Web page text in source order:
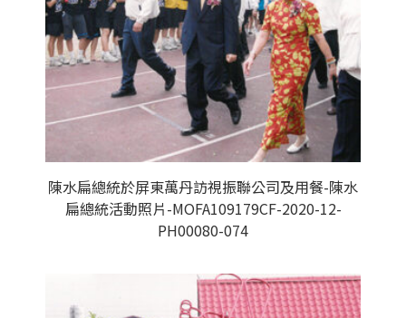
陳水扁總統於屏東萬丹訪視振聯公司及用餐-陳水
扁總統活動照片-MOFA109179CF-2020-12-
PH00080-074